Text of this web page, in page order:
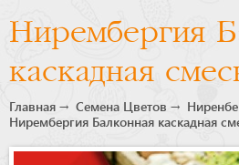
компании
Новости
Купить
Нирембергия
каскадная
Главная Семена Цветов
Нирембергия Балконная каскадная